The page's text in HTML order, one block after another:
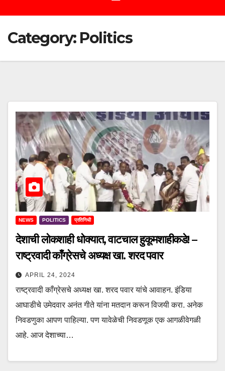
Category: Politics
NEWS POLITICS प्रतिनिधी
देशाची लोकशाही धोक्यात, वाटचाल हुकूमशाहीकडे! –
राष्ट्रवादी काँग्रेसचे अध्यक्ष खा. शरद पवार
APRIL 24, 2024
राष्ट्रवादी काँग्रेसचे अध्यक्ष खा. शरद पवार यांचे आवाहन. इंडिया
आघाडीचे उमेदवार अनंत गीते यांना मतदान करून विजयी करा. अनेक
निवडणुका आपण पाहिल्या. पण यावेळेची निवडणूक एक आगळीवेगळी
आहे. आज देशाच्या…